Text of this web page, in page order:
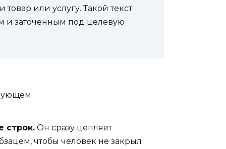
или услугу. Такой текст
и заточенным под целевую
строк. Он сразу цепляет
чтобы человек не закрыл